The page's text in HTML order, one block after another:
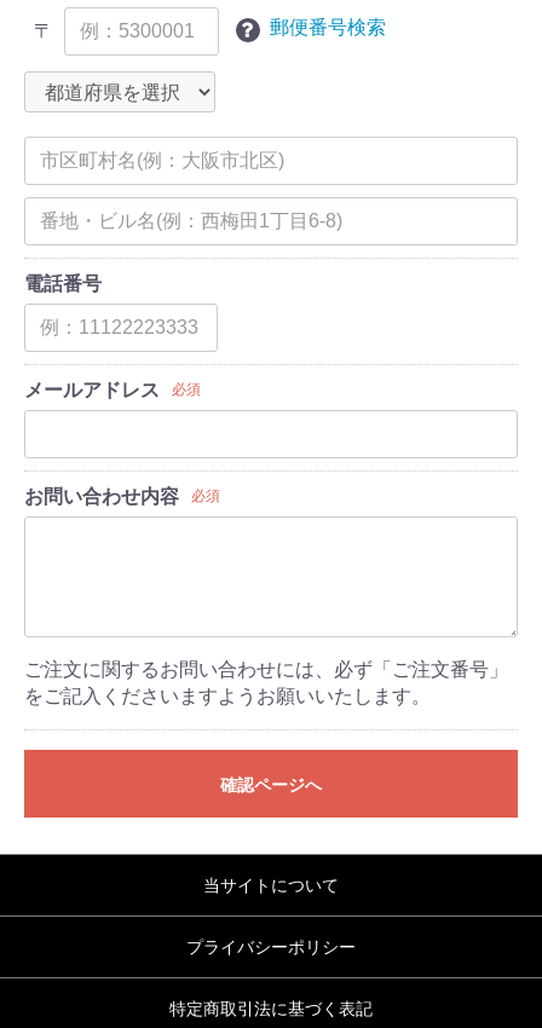
〒
郵便番号検索
電話番号
メールアドレス 必須
お問い合わせ内容 必須
ご注文に関するお問い合わせには、必ず「ご注文番号」
をご記入くださいますようお願いいたします。
確認ページへ
当サイトについて
プライバシーポリシー
特定商取引法に基づく表記